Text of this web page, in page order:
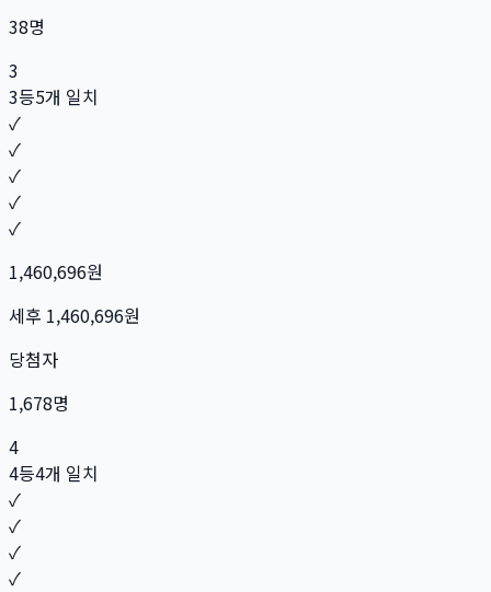
38명
3
3등5개 일치
✓
✓
✓
✓
✓
1,460,696원
세후 1,460,696원
당첨자
1,678명
4
4등4개 일치
✓
✓
✓
✓